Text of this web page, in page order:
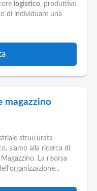
logistico, produttivo
di individuare una
magazzino
strutturata
siamo alla ricerca di
La risorsa